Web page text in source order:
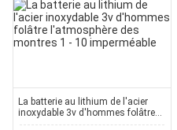
La batterie au lithium de l'acier
inoxydable 3v d'hommes folâtre
l'atmosphère des montres 1 - 10